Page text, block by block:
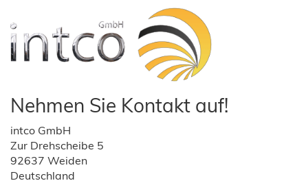
Nehmen Sie Kontakt auf!
intco GmbH
Zur Drehscheibe 5
92637 Weiden
Deutschland